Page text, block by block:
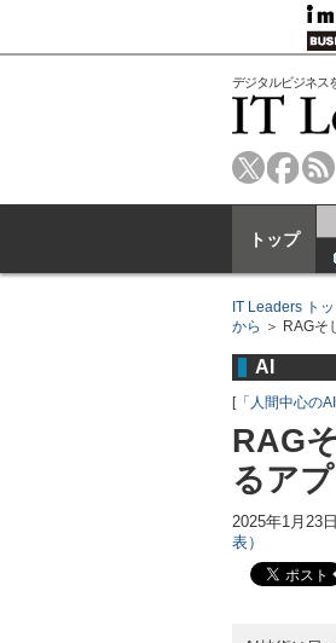
デジタルビジネス
トップ
IT Leaders ト
から ＞ RAG
AI
[「人間中心の
RAG
るア
2025年1月23
表）